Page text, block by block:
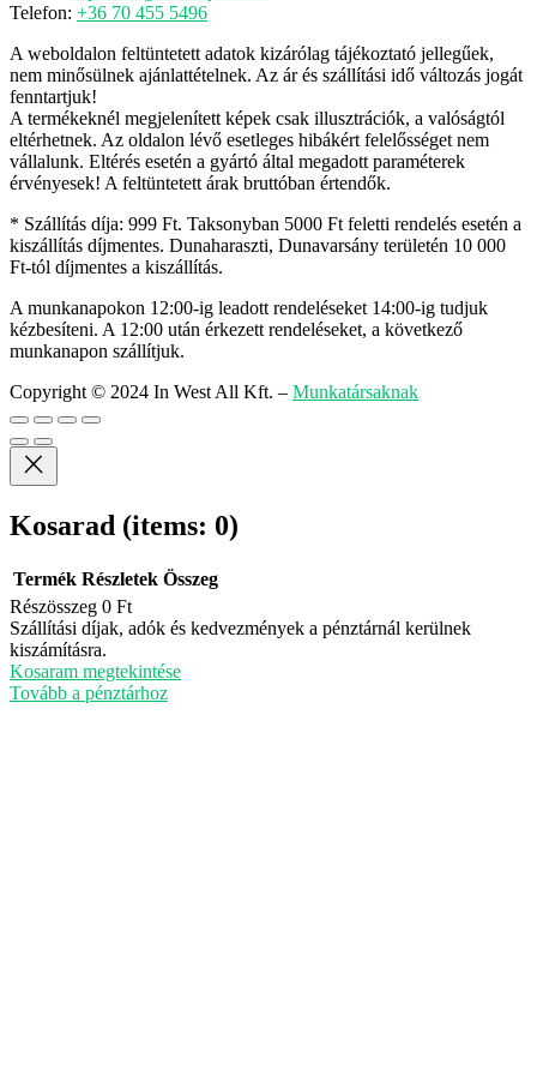
Telefon: +36 70 455 5496
A weboldalon feltüntetett adatok kizárólag tájékoztató jellegűek,
nem minősülnek ajánlattételnek. Az ár és szállítási idő változás jogát
fenntartjuk!
A termékeknél megjelenített képek csak illusztrációk, a valóságtól
eltérhetnek. Az oldalon lévő esetleges hibákért felelősséget nem
vállalunk. Eltérés esetén a gyártó által megadott paraméterek
érvényesek! A feltüntetett árak bruttóban értendők.
* Szállítás díja: 999 Ft. Taksonyban 5000 Ft feletti rendelés esetén a
kiszállítás díjmentes. Dunaharaszti, Dunavarsány területén 10 000
Ft-tól díjmentes a kiszállítás.
A munkanapokon 12:00-ig leadott rendeléseket 14:00-ig tudjuk
kézbesíteni. A 12:00 után érkezett rendeléseket, a következő
munkanapon szállítjuk.
Copyright © 2024 In West All Kft. – Munkatársaknak
Kosarad (items: 0)
Termékek
a
kosárban
Termék Részletek Összeg
Részösszeg 0 Ft
Szállítási díjak, adók és kedvezmények a pénztárnál kerülnek
kiszámításra.
Kosaram megtekintése
Tovább a pénztárhoz